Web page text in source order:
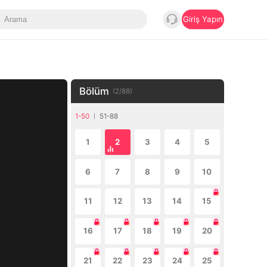
Giriş Yapın
Bölüm (2/88)
1-50 51-88
1 2 3 4 5
6 7 8 9 10
11 12 13 14 15
16 17 18 19 20
21 22 23 24 25